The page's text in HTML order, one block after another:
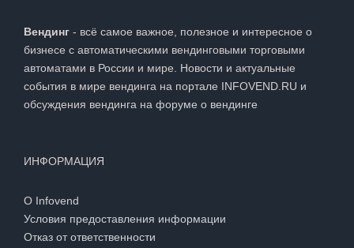
Вендинг - всё самое важное, полезное и интересное о
бизнесе с автоматическими вендинговыми торговыми
автоматами в России и мире. Новости и актуальные
события в мире вендинга на портале INFOVEND.RU и
обсуждения вендинга на форуме о вендинге
ИНФОРМАЦИЯ
О Infovend
Условия предоставления информации
Отказ от ответственности